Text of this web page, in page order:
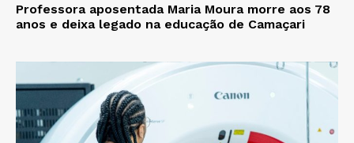
Professora aposentada Maria Moura morre aos 78
anos e deixa legado na educação de Camaçari